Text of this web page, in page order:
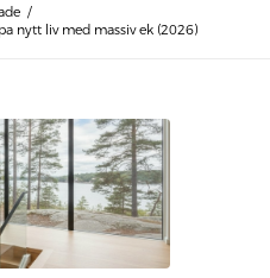
/
nytt liv med massiv ek (2026)